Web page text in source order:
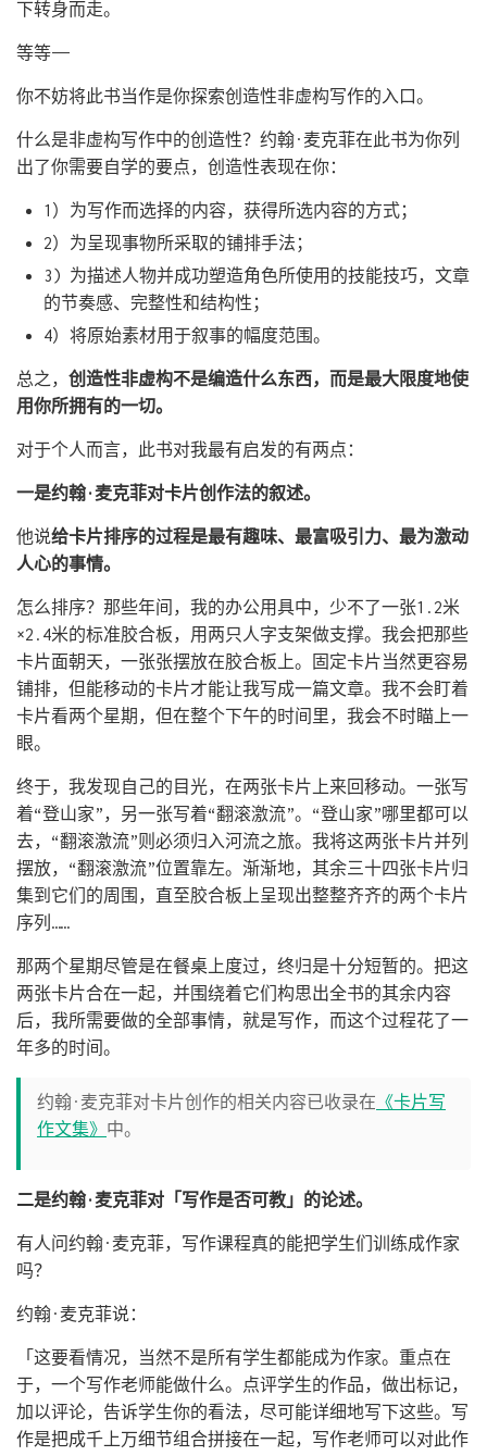
下转身而走。
等等——
你不妨将此书当作是你探索创造性非虚构写作的入口。
什么是非虚构写作中的创造性？约翰·麦克菲在此书为你列
出了你需要自学的要点，创造性表现在你：
1）为写作而选择的内容，获得所选内容的方式；
2）为呈现事物所采取的铺排手法；
3) 为描述人物并成功塑造角色所使用的技能技巧，文章
的节奏感、完整性和结构性；
4）将原始素材用于叙事的幅度范围。
总之， 创造性非虚构不是编造什么东西，而是最大限度地使
用你所拥有的一切。
对于个人而言，此书对我最有启发的有两点：
一是约翰·麦克菲对卡片创作法的叙述。
他说给卡片排序的过程是最有趣味、最富吸引力、最为激动
人心的事情。
怎么排序？那些年间，我的办公用具中，少不了一张1.2米
×2.4米的标准胶合板，用两只人字支架做支撑。我会把那些
卡片面朝天，一张张摆放在胶合板上。固定卡片当然更容易
铺排，但能移动的卡片才能让我写成一篇文章。我不会盯着
卡片看两个星期，但在整个下午的时间里，我会不时瞄上一
眼。
终于，我发现自己的目光，在两张卡片上来回移动。一张写
着“登山家”，另一张写着“翻滚激流”。“登山家”哪里都可以
去，“翻滚激流”则必须归入河流之旅。我将这两张卡片并列
摆放，“翻滚激流”位置靠左。渐渐地，其余三十四张卡片归
集到它们的周围，直至胶合板上呈现出整整齐齐的两个卡片
序列……
那两个星期尽管是在餐桌上度过，终归是十分短暂的。把这
两张卡片合在一起，并围绕着它们构思出全书的其余内容
后，我所需要做的全部事情，就是写作，而这个过程花了一
年多的时间。
约翰·麦克菲对卡片创作的相关内容已收录在 《卡片写
作文集》 中。
二是约翰·麦克菲对「写作是否可教」的论述。
有人问约翰·麦克菲，写作课程真的能把学生们训练成作家
吗？
约翰·麦克菲说：
「这要看情况，当然不是所有学生都能成为作家。重点在
于，一个写作老师能做什么。点评学生的作品，做出标记，
加以评论，告诉学生你的看法，尽可能详细地写下这些。写
作是把成千上万细节组合拼接在一起，写作老师可以对此作